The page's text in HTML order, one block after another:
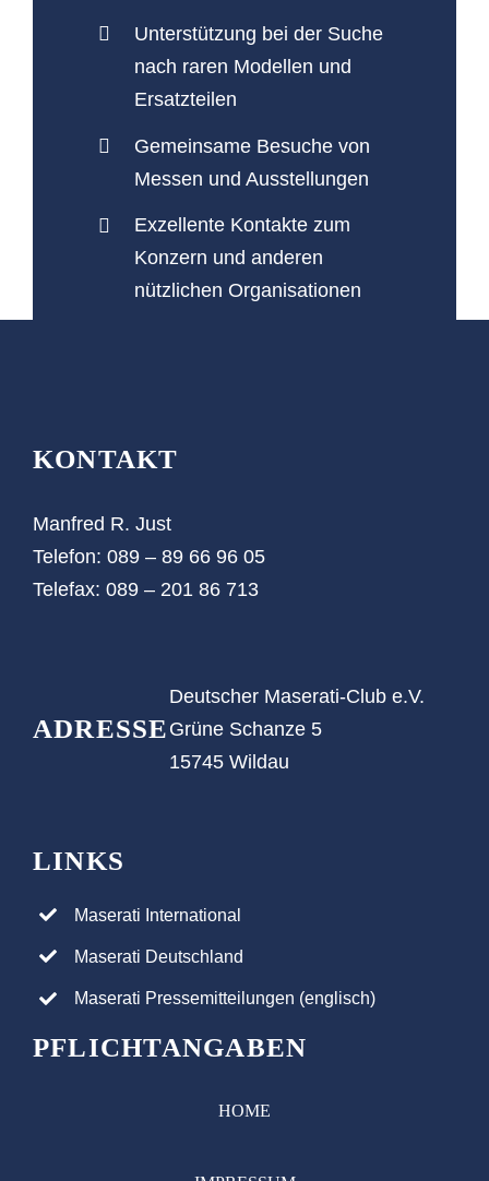
Unterstützung bei der Suche
nach raren Modellen und
Ersatzteilen
Gemeinsame Besuche von
Messen und Ausstellungen
Exzellente Kontakte zum
Konzern und anderen
nützlichen Organisationen
ADRESSE
Deutscher Maserati-Club e.V.
Grüne Schanze 5
15745 Wildau
KONTAKT
Manfred R. Just
Telefon: 089 – 89 66 96 05‬
Telefax: 089 – 201 86 713
LINKS
Maserati International
Maserati Deutschland
Maserati Pressemitteilungen (englisch)
PFLICHTANGABEN
HOME